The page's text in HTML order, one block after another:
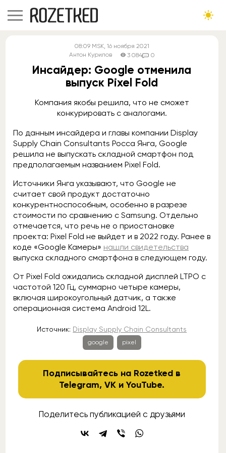
08:09 MSK, 16 ноября 2021
Антон Курилов
3 084 0
Инсайдер: Google отменила
выпуск Pixel Fold
Компания якобы решила, что не сможет
конкурировать с аналогами.
По данным инсайдера и главы компании Display
Supply Chain Consultants Росса Янга, Google
решила не выпускать складной смартфон под
предполагаемым названием Pixel Fold.
Источники Янга указывают, что Google не
считает свой продукт достаточно
конкурентноспособным, особенно в разрезе
стоимости по сравнению с Samsung. Отдельно
отмечается, что речь не о приостановке
проекта: Pixel Fold не выйдет и в 2022 году. Ранее в
коде «Google Камеры» нашли свидетельства
выпуска складного смартфона в следующем году.
От Pixel Fold ожидались складной дисплей LTPO с
частотой 120 Гц, суммарно четыре камеры,
включая широкоугольный датчик, а также
операционная система Android 12L.
Источник: Display Supply Chain Consultants
google pixel
Подписывайтесь на Rozetked в
Telegram,VK иYouTube.
Поделитесь публикацией с друзьями